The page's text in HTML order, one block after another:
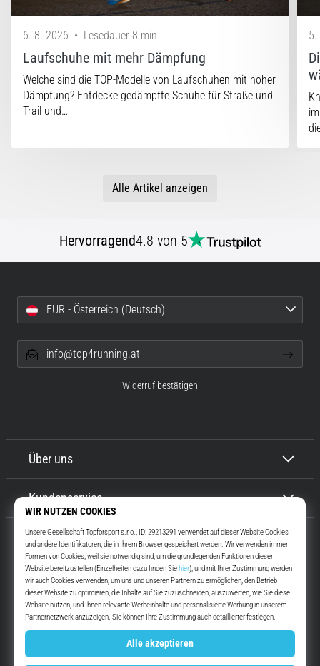
6. 8. 2026 • Lesedauer 8 min
Laufschuhe mit mehr Dämpfung
Welche sind die TOP-Modelle von Laufschuhen mit hoher
Dämpfung? Entdecke gedämpfte Schuhe für Straße und
Trail und…
5.
Alle Artikel anzeigen
Hervorragend4.8 von 5
Top4Running.at
Seit mehr als 16 Jahren motivieren wir dich, rauszugehen und zu laufen.
Schneller. Mit uns. Jeden Tag.
InstagramYouTube
Über uns
Kundenservice
EUR - Österreich (Deutsch)
info@top4running.at
Widerruf bestätigen